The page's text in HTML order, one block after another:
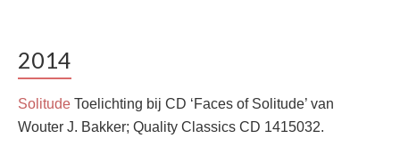
2014
Solitude Toelichting bij CD ‘Faces of Solitude’ van
Wouter J. Bakker; Quality Classics CD 1415032.